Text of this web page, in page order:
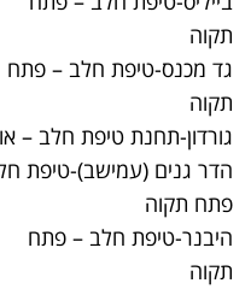
בייליס 14/
גד מכנס 3/
– אור יהודה הגולן 6/
חלב –
דרך מנחם בגין 50/
היבנר 3/